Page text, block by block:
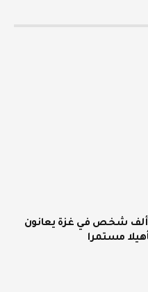
الإحصاء الفلسطيني: 42 ألف شخص في غزة يعانون
مستمرا